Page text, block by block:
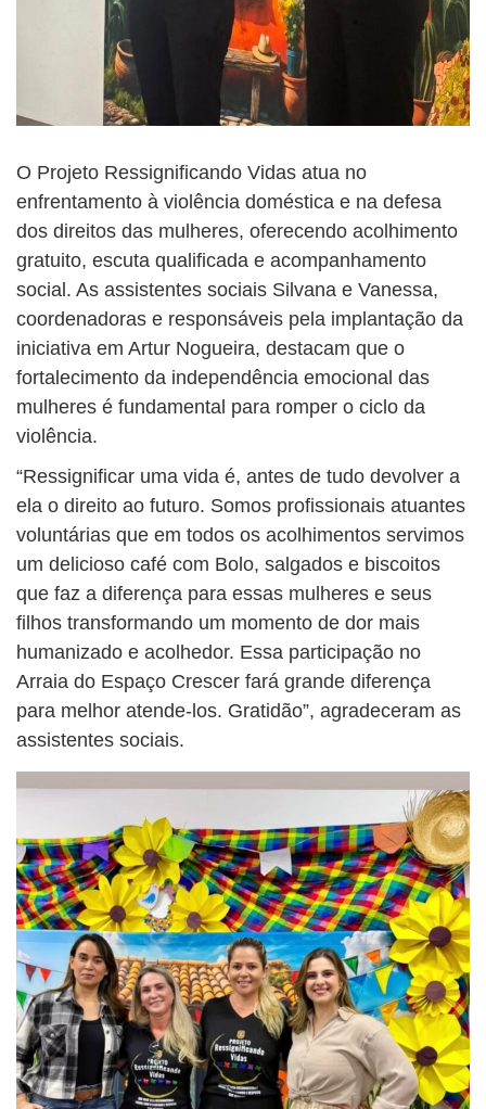
O Projeto Ressignificando Vidas atua no
enfrentamento à violência doméstica e na defesa
dos direitos das mulheres, oferecendo acolhimento
gratuito, escuta qualificada e acompanhamento
social. As assistentes sociais Silvana e Vanessa,
coordenadoras e responsáveis pela implantação da
iniciativa em Artur Nogueira, destacam que o
fortalecimento da independência emocional das
mulheres é fundamental para romper o ciclo da
violência.
“Ressignificar uma vida é, antes de tudo devolver a
ela o direito ao futuro. Somos profissionais atuantes
voluntárias que em todos os acolhimentos servimos
um delicioso café com Bolo, salgados e biscoitos
que faz a diferença para essas mulheres e seus
filhos transformando um momento de dor mais
humanizado e acolhedor. Essa participação no
Arraia do Espaço Crescer fará grande diferença
para melhor atende-los. Gratidão”, agradeceram as
assistentes sociais.